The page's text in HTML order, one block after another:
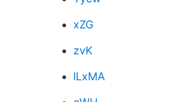
xZG
zvK
lLxMA